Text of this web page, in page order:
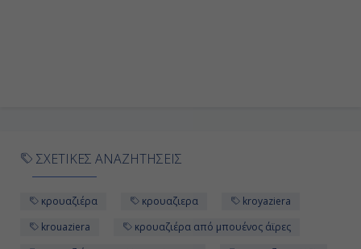
Ημέρα 11η
ΣΧΕΤΙΚΕΣ ΑΝΑΖΗΤΗΣΕΙΣ
κρουαζιέρα κρουαζιερα
kroyaziera
krouaziera
κρουαζιέρα από μπουένος άϊρες